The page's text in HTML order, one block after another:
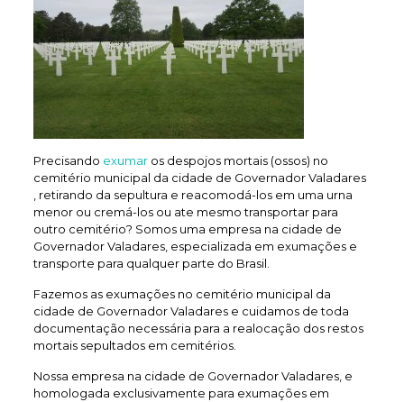
Precisando exumaros despojos mortais (ossos) no
cemitério municipal da cidade de Governador Valadares
, retirando da sepultura e reacomodá-los em uma urna
menor ou cremá-los ou ate mesmo transportar para
outro cemitério? Somos uma empresa na cidade de
Governador Valadares, especializada em exumações e
transporte para qualquer parte do Brasil.
Fazemos as exumações no cemitério municipal da
cidade de Governador Valadares e cuidamos de toda
documentação necessária para a realocação dos restos
mortais sepultados em cemitérios.
Nossa empresa na cidade de Governador Valadares, e
homologada exclusivamente para exumações em